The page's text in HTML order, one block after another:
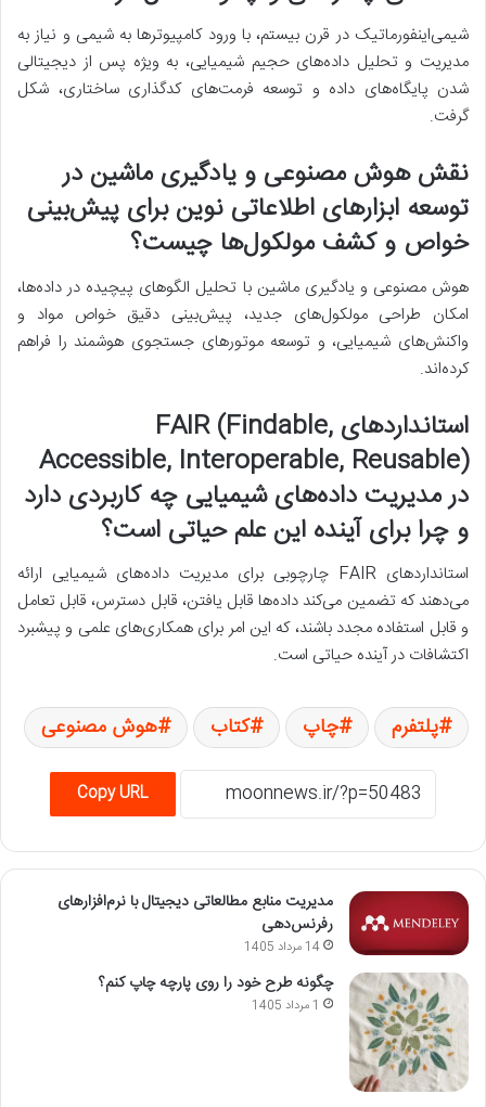
شیمی‌اینفورماتیک در قرن بیستم، با ورود کامپیوترها به شیمی و نیاز به
مدیریت و تحلیل داده‌های حجیم شیمیایی، به ویژه پس از دیجیتالی
شدن پایگاه‌های داده و توسعه فرمت‌های کدگذاری ساختاری، شکل
گرفت.
نقش هوش مصنوعی و یادگیری ماشین در
توسعه ابزارهای اطلاعاتی نوین برای پیش‌بینی
خواص و کشف مولکول‌ها چیست؟
هوش مصنوعی و یادگیری ماشین با تحلیل الگوهای پیچیده در داده‌ها،
امکان طراحی مولکول‌های جدید، پیش‌بینی دقیق خواص مواد و
واکنش‌های شیمیایی، و توسعه موتورهای جستجوی هوشمند را فراهم
کرده‌اند.
استانداردهای FAIR (Findable,
Accessible, Interoperable, Reusable)
در مدیریت داده‌های شیمیایی چه کاربردی دارد
و چرا برای آینده این علم حیاتی است؟
استانداردهای FAIR چارچوبی برای مدیریت داده‌های شیمیایی ارائه
می‌دهند که تضمین می‌کند داده‌ها قابل یافتن، قابل دسترس، قابل تعامل
و قابل استفاده مجدد باشند، که این امر برای همکاری‌های علمی و پیشبرد
اکتشافات در آینده حیاتی است.
پلتفرم چاپ کتاب هوش مصنوعی
Copy URL
مدیریت منابع مطالعاتی دیجیتال با نرم‌افزارهای
رفرنس‌دهی
14 مرداد 1405
چگونه طرح خود را روی پارچه چاپ کنم؟
1 مرداد 1405